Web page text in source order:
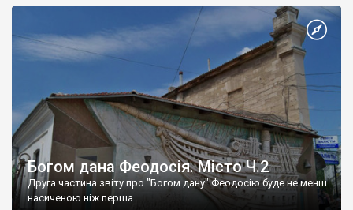
Богом дана Феодосія. Місто Ч.2
Друга частина звіту про "Богом дану" Феодосію буде не менш
насиченою ніж перша.